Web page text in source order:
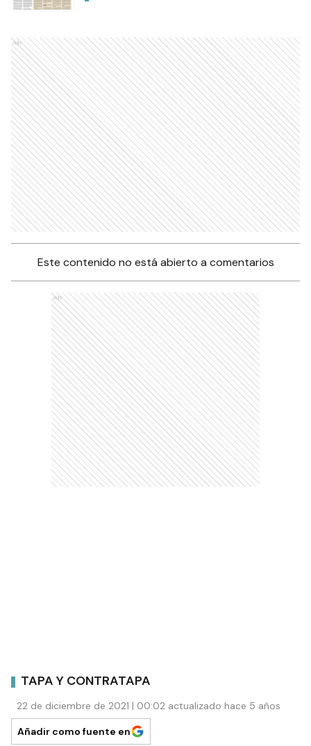
Ads
Este contenido no está abierto a comentarios
Ads
TAPA Y CONTRATAPA
22 de diciembre de 2021 | 00:02 actualizado hace 5 años
Añadir como fuente en